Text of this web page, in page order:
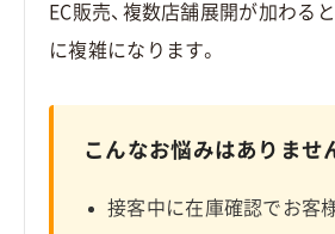
EC販売、複数店舗展開が加わる
に複雑になります。
こんなお悩みはありませ
接客中に在庫確認でお客